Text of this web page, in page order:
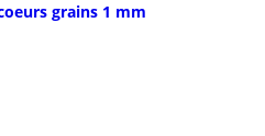
grains 1 mm